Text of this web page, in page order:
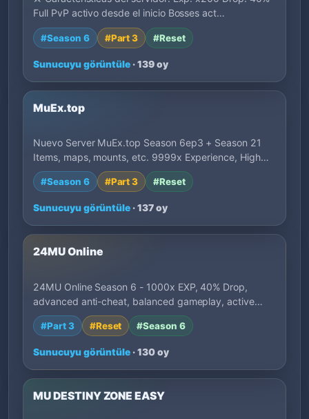
Full PvP activo desde el inicio Bosses act…
#Season 6 #Part 3 #Reset
Sunucuyu görüntüle · 139 oy
MuEx.top
Nuevo Server MuEx.top Season 6ep3 + Season 21
Items, maps, mounts, etc. 9999x Experience, High…
#Season 6 #Part 3 #Reset
Sunucuyu görüntüle · 137 oy
24MU Online
24MU Online Season 6 - 1000x EXP, 40% Drop,
advanced anti-cheat, balanced gameplay, active
deve…
#Part 3 #Reset #Season 6
Sunucuyu görüntüle · 130 oy
MU DESTINY ZONE EASY